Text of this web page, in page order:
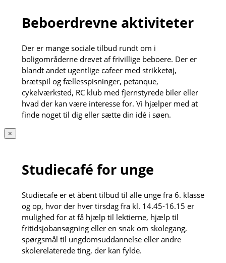
Beboerdrevne aktiviteter
Der er mange sociale tilbud rundt om i
boligområderne drevet af frivillige beboere. Der er
blandt andet ugentlige cafeer med strikketøj,
brætspil og fællesspisninger, petanque,
cykelværksted, RC klub med fjernstyrede biler eller
hvad der kan være interesse for. Vi hjælper med at
finde noget til dig eller sætte din idé i søen.
×
Studiecafé for unge
Studiecafe er et åbent tilbud til alle unge fra 6. klasse
og op, hvor der hver tirsdag fra kl. 14.45-16.15 er
mulighed for at få hjælp til lektierne, hjælp til
fritidsjobansøgning eller en snak om skolegang,
spørgsmål til ungdomsuddannelse eller andre
skolerelaterede ting, der kan fylde.